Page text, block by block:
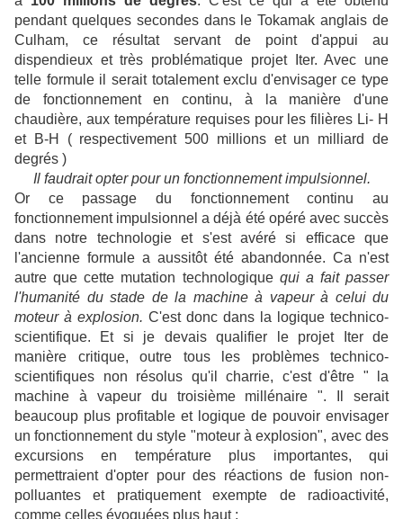
pendant quelques secondes dans le Tokamak anglais de
Culham, ce résultat servant de point d'appui au
dispendieux et très problématique projet Iter. Avec une
telle formule il serait totalement exclu d'envisager ce type
de fonctionnement en continu, à la manière d'une
chaudière, aux température requises pour les filières Li- H
et B-H ( respectivement 500 millions et un milliard de
degrés )
Il faudrait opter pour un fonctionnement impulsionnel.
Or ce passage du fonctionnement continu au
fonctionnement impulsionnel a déjà été opéré avec succès
dans notre technologie et s'est avéré si efficace que
l'ancienne formule a aussitôt été abandonnée. Ca n'est
autre que cette mutation technologique qui a fait passer
l'humanité du stade de la machine à vapeur à celui du
moteur à explosion. C'est donc dans la logique technico-
scientifique. Et si je devais qualifier le projet Iter de
manière critique, outre tous les problèmes technico-
scientifiques non résolus qu'il charrie, c'est d'être " la
machine à vapeur du troisième millénaire ". Il serait
beaucoup plus profitable et logique de pouvoir envisager
un fonctionnement du style "moteur à explosion", avec des
excursions en température plus importantes, qui
permettraient d'opter pour des réactions de fusion non-
polluantes et pratiquement exempte de radioactivité,
comme celles évoquées plus haut ;